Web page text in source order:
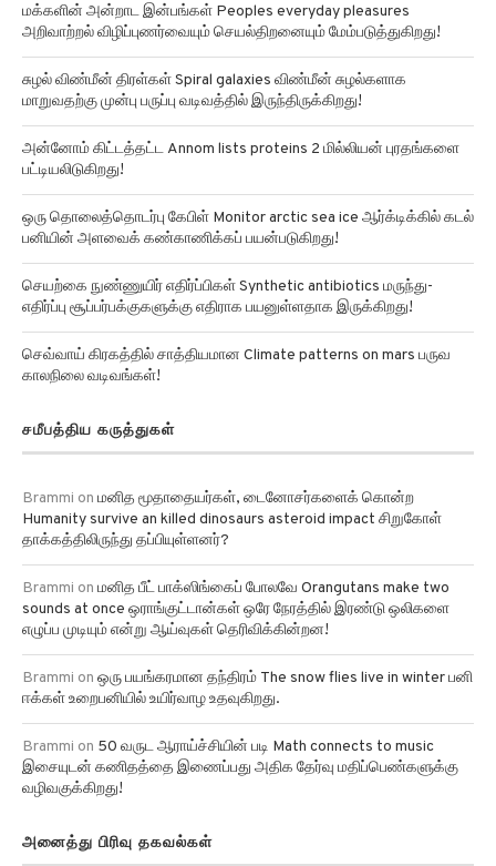
மக்களின் அன்றாட இன்பங்கள் Peoples everyday pleasures
அறிவாற்றல் விழிப்புணர்வையும் செயல்திறனையும் மேம்படுத்துகிறது!
சுழல் விண்மீன் திரள்கள் Spiral galaxies விண்மீன் சுழல்களாக
மாறுவதற்கு முன்பு பருப்பு வடிவத்தில் இருந்திருக்கிறது!
அன்னோம் கிட்டத்தட்ட Annom lists proteins 2 மில்லியன் புரதங்களை
பட்டியலிடுகிறது!
ஒரு தொலைத்தொடர்பு கேபிள் Monitor arctic sea ice ஆர்க்டிக்கில் கடல்
பனியின் அளவைக் கண்காணிக்கப் பயன்படுகிறது!
செயற்கை நுண்ணுயிர் எதிர்ப்பிகள் Synthetic antibiotics மருந்து-
எதிர்ப்பு சூப்பர்பக்குகளுக்கு எதிராக பயனுள்ளதாக இருக்கிறது!
செவ்வாய் கிரகத்தில் சாத்தியமான Climate patterns on mars பருவ
காலநிலை வடிவங்கள்!
சமீபத்திய கருத்துகள்
Brammi on மனித மூதாதையர்கள், டைனோசர்களைக் கொன்ற
Humanity survive an killed dinosaurs asteroid impact சிறுகோள்
தாக்கத்திலிருந்து தப்பியுள்ளனர்?
Brammi on மனித பீட் பாக்ஸிங்கைப் போலவே Orangutans make two
sounds at once ஒராங்குட்டான்கள் ஒரே நேரத்தில் இரண்டு ஒலிகளை
எழுப்ப முடியும் என்று ஆய்வுகள் தெரிவிக்கின்றன!
Brammi on ஒரு பயங்கரமான தந்திரம் The snow flies live in winter பனி
ஈக்கள் உறைபனியில் உயிர்வாழ உதவுகிறது.
Brammi on 50 வருட ஆராய்ச்சியின் படி Math connects to music
இசையுடன் கணிதத்தை இணைப்பது அதிக தேர்வு மதிப்பெண்களுக்கு
வழிவகுக்கிறது!
அனைத்து பிரிவு தகவல்கள்